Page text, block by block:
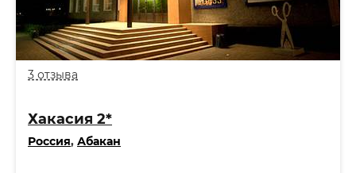
3 отзыва
Хакасия 2*
Россия, Абакан